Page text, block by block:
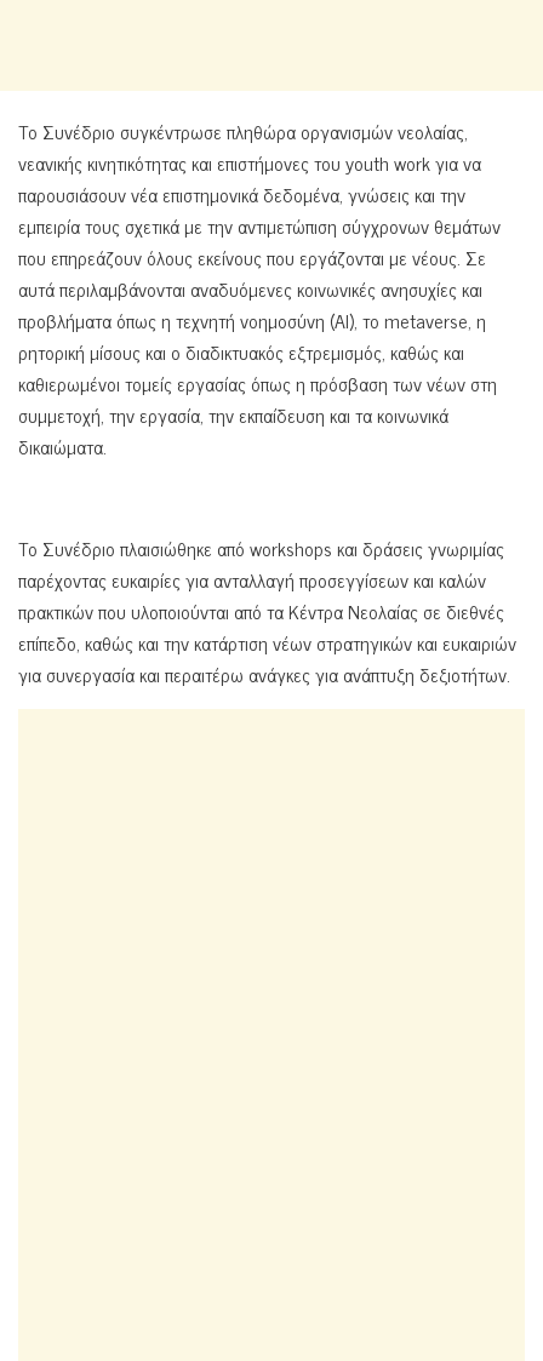
Το Συνέδριο συγκέντρωσε πληθώρα οργανισμών νεολαίας,
νεανικής κινητικότητας και επιστήμονες του youth work για να
παρουσιάσουν νέα επιστημονικά δεδομένα, γνώσεις και την
εμπειρία τους σχετικά με την αντιμετώπιση σύγχρονων θεμάτων
που επηρεάζουν όλους εκείνους που εργάζονται με νέους. Σε
αυτά περιλαμβάνονται αναδυόμενες κοινωνικές ανησυχίες και
προβλήματα όπως η τεχνητή νοημοσύνη (ΑΙ), το metaverse, η
ρητορική μίσους και ο διαδικτυακός εξτρεμισμός, καθώς και
καθιερωμένοι τομείς εργασίας όπως η πρόσβαση των νέων στη
συμμετοχή, την εργασία, την εκπαίδευση και τα κοινωνικά
δικαιώματα.
Το Συνέδριο πλαισιώθηκε από workshops και δράσεις γνωριμίας
παρέχοντας ευκαιρίες για ανταλλαγή προσεγγίσεων και καλών
πρακτικών που υλοποιούνται από τα Κέντρα Νεολαίας σε διεθνές
επίπεδο, καθώς και την κατάρτιση νέων στρατηγικών και ευκαιριών
για συνεργασία και περαιτέρω ανάγκες για ανάπτυξη δεξιοτήτων.